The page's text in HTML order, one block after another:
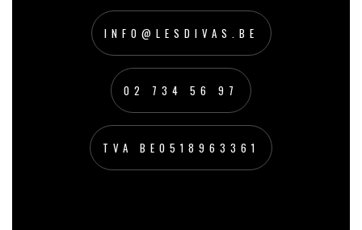
INFO@LESDIVAS.BE
02 734 56 97
TVA BE0518963361